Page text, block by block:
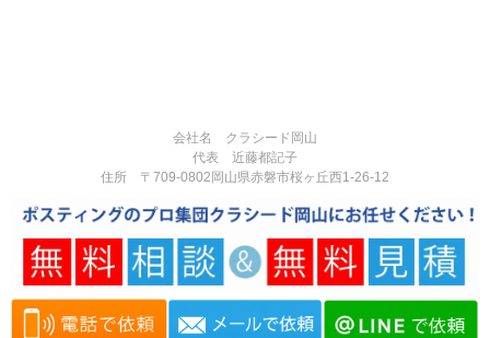
会社名 クラシード岡山
代表 近藤都記子
住所 〒709-0802岡山県赤磐市桜ヶ丘西1-26-12
営業時間:8:00-17:00
定休日:不定休
Copyright© 岡山県赤磐市で反響実績多数のポスティング専門の広告代理
店｜チラシ・広告制作・ポスティングなら「クラシード岡山」 , 2026 All
Rights Reserved.